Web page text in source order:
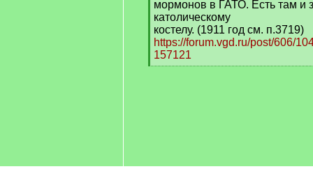
мормонов в ГАТО. Есть там и
католическому
костелу. (1911 год см. п.3719)
https://forum.vgd.ru/post/606/
157121
[